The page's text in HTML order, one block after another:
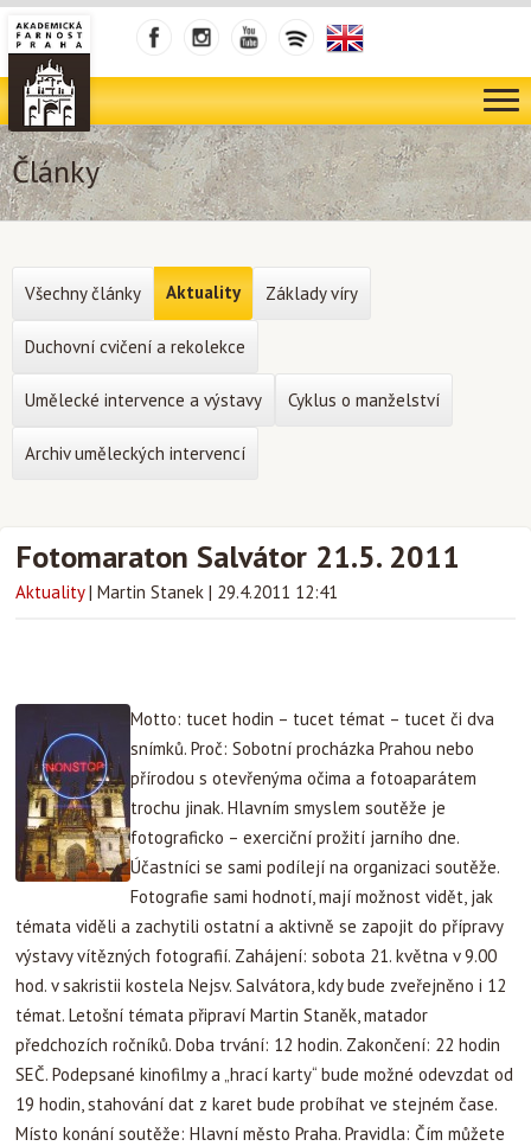
Články
Fotomaraton Salvátor 21.5. 2011
Aktuality | Martin Stanek | 29.4.2011 12:41
Motto: tucet hodin – tucet témat – tucet či dva
snímků. Proč: Sobotní procházka Prahou nebo
přírodou s otevřenýma očima a fotoaparátem
trochu jinak. Hlavním smyslem soutěže je
fotograficko – exerciční prožití jarního dne.
Účastníci se sami podílejí na organizaci soutěže.
Fotografie sami hodnotí, mají možnost vidět, jak
témata viděli a zachytili ostatní a aktivně se zapojit do přípravy
výstavy vítězných fotografií. Zahájení: sobota 21. května v 9.00
hod. v sakristii kostela Nejsv. Salvátora, kdy bude zveřejněno i 12
témat. Letošní témata připraví Martin Staněk, matador
předchozích ročníků. Doba trvání: 12 hodin. Zakončení: 22 hodin
SEČ. Podepsané kinofilmy a „hrací karty“ bude možné odevzdat od
19 hodin, stahování dat z karet bude probíhat ve stejném čase.
Místo konání soutěže: Hlavní město Praha. Pravidla: Čím můžete
Všechny články Aktuality Základy víry
Duchovní cvičení a rekolekce
Umělecké intervence a výstavy Cyklus o manželství
Archiv uměleckých intervencí